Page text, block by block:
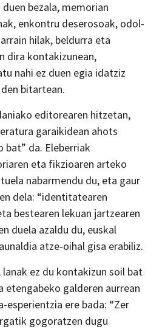
bezala, memorian
enkontru deserosoak, odol-
hilak, beldurra eta
dira kontakizunean,
nahi ez duen egia idatziz
bitartean.
editorearen hitzetan,
garaikidean ahots
bat” da. Eleberriak
eta fikzioaren arteko
nabarmendu du, eta gaur
dela: “identitatearen
bestearen lekuan jartzearen
duela azaldu du, euskal
atze-oihal gisa erabiliz.
lanak ez du kontakizun soil bat
etengabeko galderen aurrean
esperientzia ere bada: “Zer
gogoratzen dugu